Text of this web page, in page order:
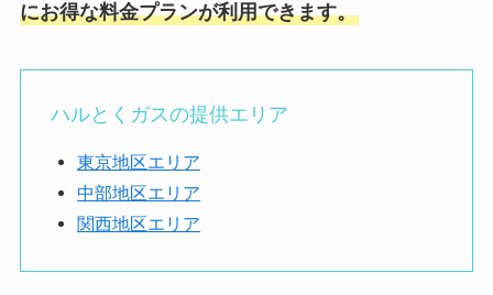
にお得な料金プランが利用できます。
ハルとくガスの提供エリア
東京地区エリア
中部地区エリア
関西地区エリア